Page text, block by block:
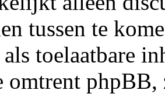
tussen te
toelaatbare
omtrent